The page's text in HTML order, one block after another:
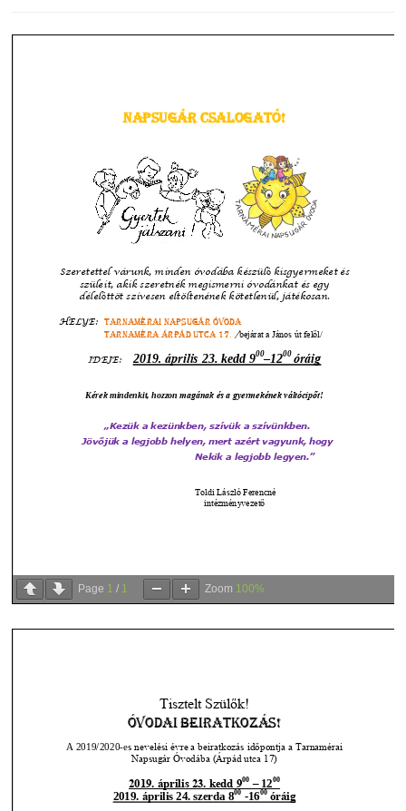
Page 1 / 1 Zoom 100%